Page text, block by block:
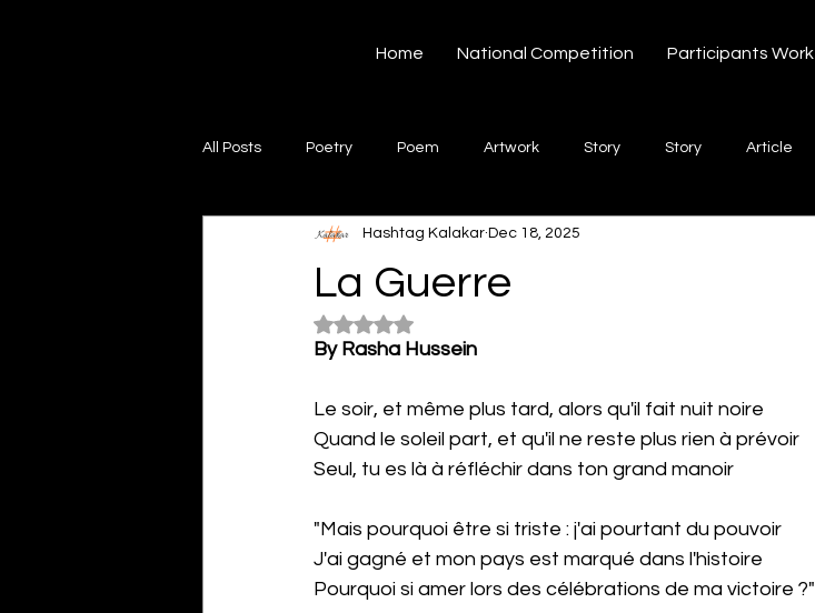
Home National Competition Participants Work
All Posts Poetry Poem Artwork Story Story Article
Creative Writing Short Story
Short poems
Ghazal Fiction
La Guerre
Hashtag Kalakar Dec 18, 2025
Rated NaN out of 5 stars.
By Rasha Hussein
Le soir, et même plus tard, alors qu'il fait nuit noire
Quand le soleil part, et qu'il ne reste plus rien à prévoir
Seul, tu es là à réfléchir dans ton grand manoir
"Mais pourquoi être si triste : j'ai pourtant du pouvoir
J'ai gagné et mon pays est marqué dans l'histoire
Pourquoi si amer lors des célébrations de ma victoire ?"